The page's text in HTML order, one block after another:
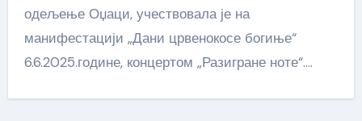
одељење Оџаци, учествовала је на
манифестацији „Дани црвенокосе богиње“
6.6.2025.године, концертом „Разигране ноте“.…